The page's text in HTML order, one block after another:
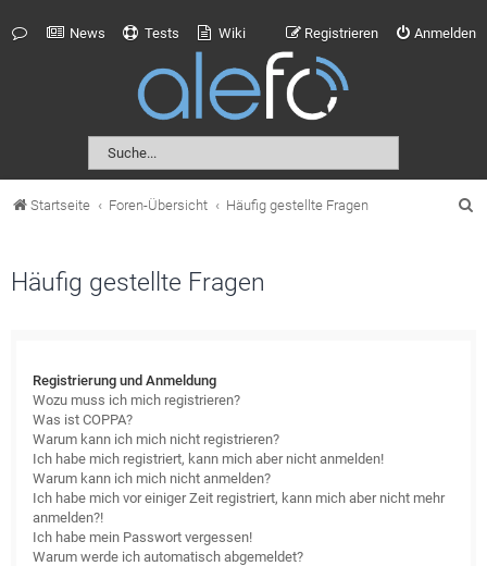
News Tests Wiki Anmelden
Registrieren
Startseite Foren-Übersicht Häufig gestellte Fragen
Häufig gestellte Fragen
Registrierung und Anmeldung
Wozu muss ich mich registrieren?
Was ist COPPA?
Warum kann ich mich nicht registrieren?
Ich habe mich registriert, kann mich aber nicht anmelden!
Warum kann ich mich nicht anmelden?
Ich habe mich vor einiger Zeit registriert, kann mich aber nicht mehr
anmelden?!
Ich habe mein Passwort vergessen!
Warum werde ich automatisch abgemeldet?